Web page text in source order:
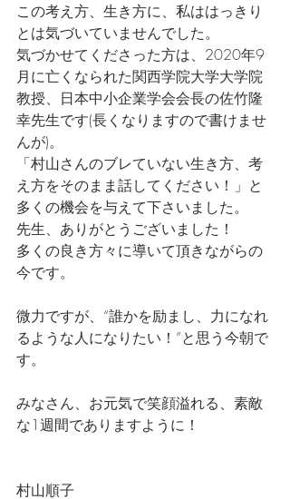
この考え方、生き方に、私ははっきり
とは気づいていませんでした。
気づかせてくださった方は、2020年9
月に亡くなられた関西学院大学大学院
教授、日本中小企業学会会長の佐竹隆
幸先生です(長くなりますので書けませ
んが)。
「村山さんのブレていない生き方、考
え方をそのまま話してください！」と
多くの機会を与えて下さいました。
先生、ありがとうございました！
多くの良き方々に導いて頂きながらの
今です。
微力ですが、“誰かを励まし、力になれ
るような人になりたい！”と思う今朝で
す。
みなさん、お元気で笑顔溢れる、素敵
な1週間でありますように！
村山順子